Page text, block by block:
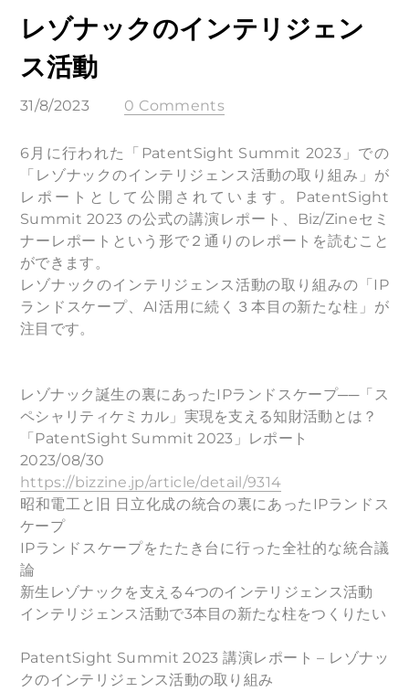
レゾナックのインテリジェン
ス活動
31/8/2023 0 Comments
6月に行われた「PatentSight Summit 2023」での
「レゾナックのインテリジェンス活動の取り組み」が
レポートとして公開されています。PatentSight
Summit 2023 の公式の講演レポート、Biz/Zineセミ
ナーレポートという形で２通りのレポートを読むこと
ができます。
レゾナックのインテリジェンス活動の取り組みの 「IP
ランドスケープ、AI活用に続く３本目の新たな柱」が
注目です。
レゾナック誕生の裏にあったIPランドスケープ──「ス
ペシャリティケミカル」実現を支える知財活動とは？
「PatentSight Summit 2023」レポート
2023/08/30
https://bizzine.jp/article/detail/9314
昭和電工と旧 日立化成の統合の裏にあったIPランドス
ケープ
IPランドスケープをたたき台に行った全社的な統合議
論
新生レゾナックを支える4つのインテリジェンス活動
インテリジェンス活動で3本目の新たな柱をつくりたい
PatentSight Summit 2023 講演レポート – レゾナッ
クのインテリジェンス活動の取り組み